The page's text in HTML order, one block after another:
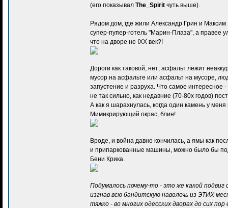
(его показывал The_Spirit чуть выше).
Рядом дом, где жили Александр Грин и
супер-пупер-готель "Марин-Плаза", а правее
что на дворе не IХХ век?!
Дороги как таковой, нет; асфальт лежит
мусор на асфальте или асфальт на мусоре,
запустение и разруха. Что самое
не так сильно, как недавние (70-80х годов)
А как я шарахнулась, когда один камень у
Мимикрирующий окрас, блин!
Вроде, и война давно кончилась, а ямы как
и припаркованные машины, можно было бы
Бени Крика.
Подумалось почему-то - это же какой
изгнав всю бандитскую наволочь из ЭТИХ
тяжко - во многих одесских дворах до сих